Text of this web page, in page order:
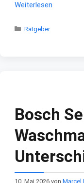
Weiterlesen
Kategorien
Ratgeber
Bosch
10. Mai 2026 von